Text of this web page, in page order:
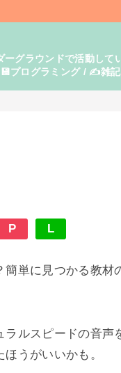
グラウンドで活動
プログラミング / ✍️雑記
P L
単に見つかる教材
ルスピードの音声
うがいいかも。